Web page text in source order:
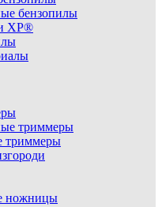
бензопилы
XP®
триммеры
триммеры
ножницы